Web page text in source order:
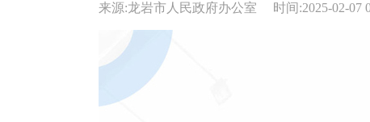
来源:龙岩市人民政府办公室 时间:2025-02-07